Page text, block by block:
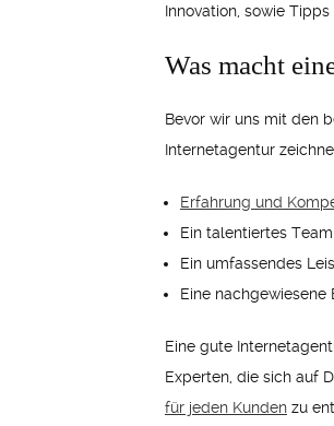
Innovation, sowie
Was macht
Bevor wir uns mit den
Internetagentur
Erfahrung und
Ein talentiertes
Ein umfassendes
Eine
Eine gute
Experten, die sich auf
für jeden Kunden zu